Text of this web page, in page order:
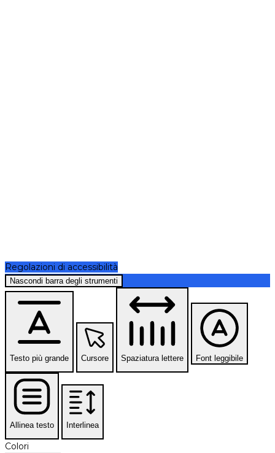
Regolazioni di accessibilità
Nascondi barra degli strumenti
Testo più grande Cursore Spaziatura lettere Font leggibile
Allinea testo Interlinea
Colori